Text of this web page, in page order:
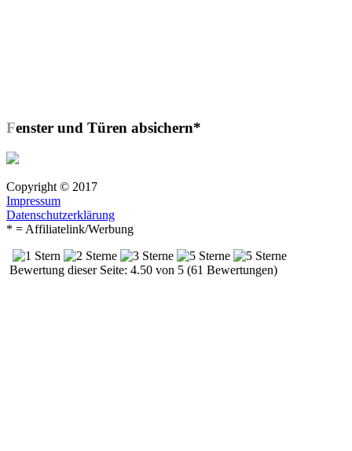
Fenster und Türen absichern*
Copyright © 2017
Impressum
Datenschutzerklärung
* = Affiliatelink/Werbung
Bewertung dieser Seite: 4.50 von 5 (61 Bewertungen)